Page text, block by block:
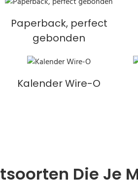
Paperback, perfect
gebonden
Kalender Wire-O
Die Je